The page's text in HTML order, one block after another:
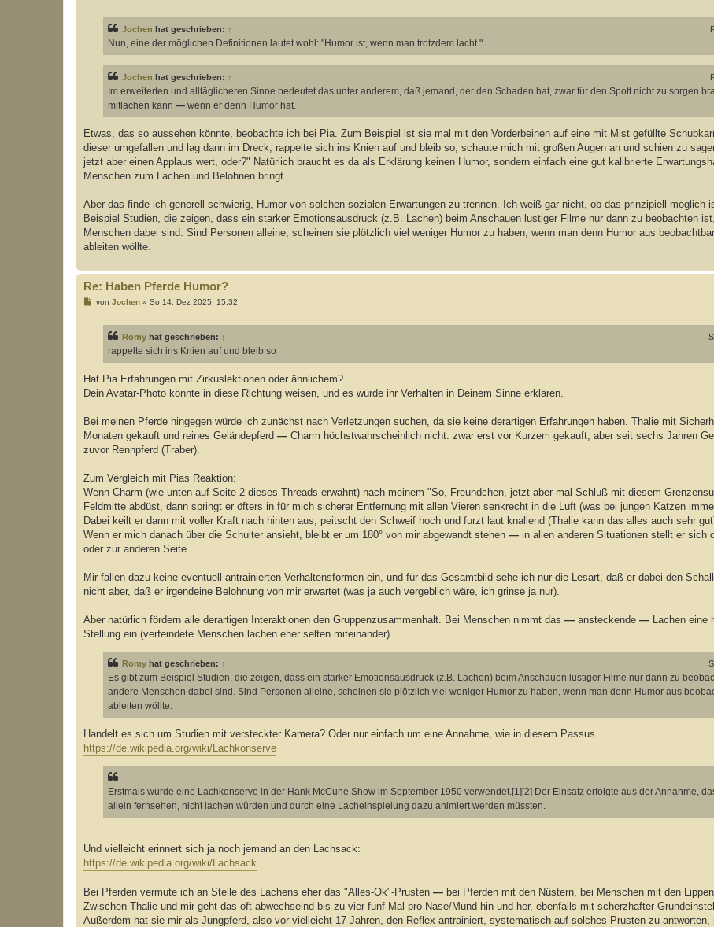
Jochen hat geschrieben: ↑
Nun, eine der möglichen Definitionen lautet wohl: "Humor ist, wenn man trotzdem lacht."
Jochen hat geschrieben: ↑
Im erweiterten und alltäglicheren Sinne bedeutet das unter anderem, daß jemand, der den Schaden hat, zwar für den Spott nicht zu sorgen
mitlachen kann — wenn er denn Humor hat.
Etwas, das so aussehen könnte, beobachte ich bei Pia. Zum Beispiel ist sie mal mit den Vorderbeinen auf eine mit Mist gefüllte
dieser umgefallen und lag dann im Dreck, rappelte sich ins Knien auf und bleib so, schaute mich mit großen Augen an und schien zu
jetzt aber einen Applaus wert, oder?" Natürlich braucht es da als Erklärung keinen Humor, sondern einfach eine gut kalibrierte
Menschen zum Lachen und Belohnen bringt.
Aber das finde ich generell schwierig, Humor von solchen sozialen Erwartungen zu trennen. Ich weiß gar nicht, ob das prinzipiell möglich
Beispiel Studien, die zeigen, dass ein starker Emotionsausdruck (z.B. Lachen) beim Anschauen lustiger Filme nur dann zu beobachten
Menschen dabei sind. Sind Personen alleine, scheinen sie plötzlich viel weniger Humor zu haben, wenn man denn Humor aus
ableiten wöllte.
Re: Haben Pferde Humor?
Bvon Jochen» So 14. Dez 2025, 15:32
Romy hat geschrieben: ↑
rappelte sich ins Knien auf und bleib so
Hat Pia Erfahrungen mit Zirkuslektionen oder ähnlichem?
Dein Avatar-Photo könnte in diese Richtung weisen, und es würde ihr Verhalten in Deinem Sinne erklären.
Bei meinen Pferde hingegen würde ich zunächst nach Verletzungen suchen, da sie keine derartigen Erfahrungen haben. Thalie mit
Monaten gekauft und reines Geländepferd — Charm höchstwahrscheinlich nicht: zwar erst vor Kurzem gekauft, aber seit sechs Jahren
zuvor Rennpferd (Traber).
Zum Vergleich mit Pias Reaktion:
Wenn Charm (wie unten auf Seite 2 dieses Threads erwähnt) nach meinem "So, Freundchen, jetzt aber mal Schluß mit diesem
Feldmitte abdüst, dann springt er öfters in für mich sicherer Entfernung mit allen Vieren senkrecht in die Luft (was bei jungen Katzen
Dabei keilt er dann mit voller Kraft nach hinten aus, peitscht den Schweif hoch und furzt laut knallend (Thalie kann das alles auch sehr
Wenn er mich danach über die Schulter ansieht, bleibt er um 180° von mir abgewandt stehen — in allen anderen Situationen stellt er sich
oder zur anderen Seite.
Mir fallen dazu keine eventuell antrainierten Verhaltensformen ein, und für das Gesamtbild sehe ich nur die Lesart, daß er dabei den
nicht aber, daß er irgendeine Belohnung von mir erwartet (was ja auch vergeblich wäre, ich grinse ja nur).
Aber natürlich fördern alle derartigen Interaktionen den Gruppenzusammenhalt. Bei Menschen nimmt das — ansteckende — Lachen eine
Stellung ein (verfeindete Menschen lachen eher selten miteinander).
Romy hat geschrieben: ↑
Es gibt zum Beispiel Studien, die zeigen, dass ein starker Emotionsausdruck (z.B. Lachen) beim Anschauen lustiger Filme nur dann zu
andere Menschen dabei sind. Sind Personen alleine, scheinen sie plötzlich viel weniger Humor zu haben, wenn man denn Humor aus
ableiten wöllte.
Handelt es sich um Studien mit versteckter Kamera? Oder nur einfach um eine Annahme, wie in diesem Passus
https://de.wikipedia.org/wiki/Lachkonserve
Erstmals wurde eine Lachkonserve in der Hank McCune Show im September 1950 verwendet.[1][2] Der Einsatz erfolgte aus der Annahme,
allein fernsehen, nicht lachen würden und durch eine Lacheinspielung dazu animiert werden müssten.
Und vielleicht erinnert sich ja noch jemand an den Lachsack:
https://de.wikipedia.org/wiki/Lachsack
Bei Pferden vermute ich an Stelle des Lachens eher das "Alles-Ok"-Prusten — bei Pferden mit den Nüstern, bei Menschen mit den Lippen.
Zwischen Thalie und mir geht das oft abwechselnd bis zu vier-fünf Mal pro Nase/Mund hin und her, ebenfalls mit scherzhafter
Außerdem hat sie mir als Jungpferd, also vor vielleicht 17 Jahren, den Reflex antrainiert, systematisch auf solches Prusten zu antworten,